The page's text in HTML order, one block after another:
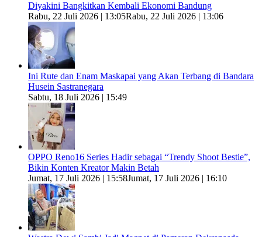
Diyakini Bangkitkan Kembali Ekonomi Bandung
Rabu, 22 Juli 2026 | 13:05Rabu, 22 Juli 2026 | 13:06
Ini Rute dan Enam Maskapai yang Akan Terbang di Bandara
Husein Sastranegara
Sabtu, 18 Juli 2026 | 15:49
OPPO Reno16 Series Hadir sebagai “Trendy Shoot Bestie”,
Bikin Konten Kreator Makin Betah
Jumat, 17 Juli 2026 | 15:58Jumat, 17 Juli 2026 | 16:10